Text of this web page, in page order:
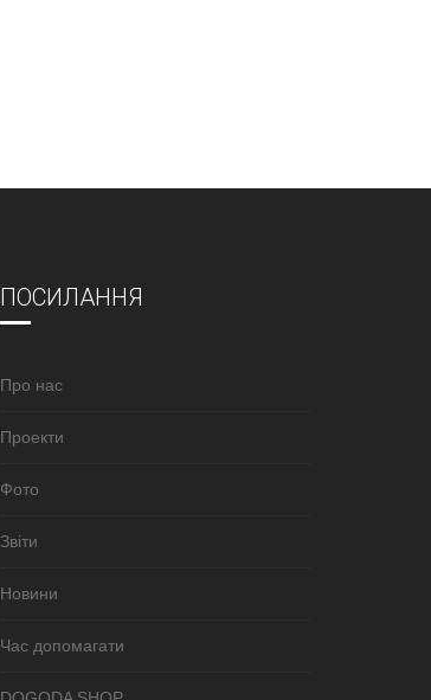
ПОСИЛАННЯ
Про нас
Проекти
Фото
Звіти
Новини
Час допомагати